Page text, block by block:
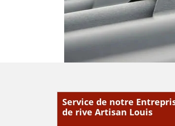
Service de notre
de rive Artisan Louis